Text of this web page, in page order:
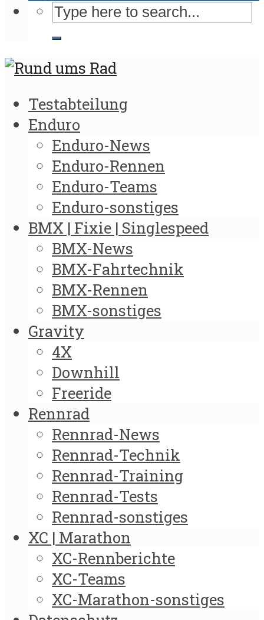
Testabteilung
Enduro
Enduro-News
Enduro-Rennen
Enduro-Teams
Enduro-sonstiges
BMX | Fixie | Singlespeed
BMX-News
BMX-Fahrtechnik
BMX-Rennen
BMX-sonstiges
Gravity
4X
Downhill
Freeride
Rennrad
Rennrad-News
Rennrad-Technik
Rennrad-Training
Rennrad-Tests
Rennrad-sonstiges
XC | Marathon
XC-Rennberichte
XC-Teams
XC-Marathon-sonstiges